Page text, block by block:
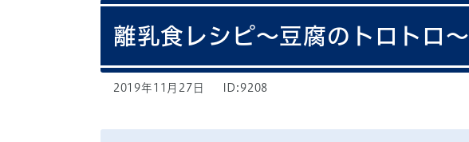
離乳食レシピ～豆腐のトロトロ～
2019年11月27日 ID:9208